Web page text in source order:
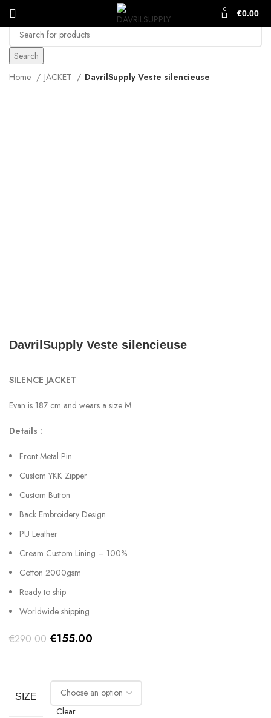
0 €0.00
Search
Home
JACKET DavrilSupply Veste silencieuse
DavrilSupply Veste silencieuse
SILENCE JACKET
Evan is 187 cm and wears a size M.
Details :
Front Metal Pin
Custom YKK Zipper
Custom Button
Back Embroidery Design
PU Leather
Cream Custom Lining – 100%
Cotton 2000gsm
Ready to ship
Worldwide shipping
€290.00 Original
€290.00.
€155.00
€155.00.
SIZE
Clear